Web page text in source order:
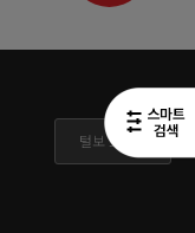
털보 도매몰